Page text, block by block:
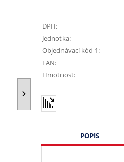
DPH:
Jednotka:
Objednávací kód 1:
EAN:
Hmotnost:
POPIS